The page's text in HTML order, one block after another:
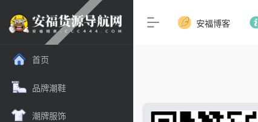
首页
品牌潮鞋
潮牌服饰
安福博客